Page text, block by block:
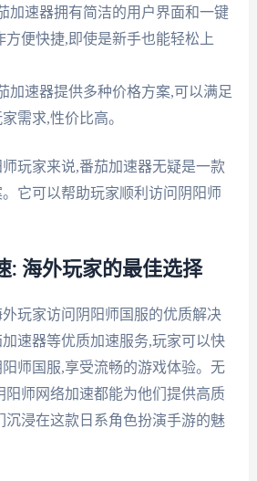
加速器拥有简洁的用户界面和一键
方便快捷,即使是新手也能轻松上
加速器提供多种价格方案,可以满足
需求,性价比高。
玩家来说,番茄加速器无疑是一款
它可以帮助玩家顺利访问阴阳师
: 海外玩家的最佳选择
玩家访问阴阳师国服的优质解决
速器等优质加速服务,玩家可以快
师国服,享受流畅的游戏体验。无
阳师网络加速都能为他们提供高质
沉浸在这款日系角色扮演手游的魅